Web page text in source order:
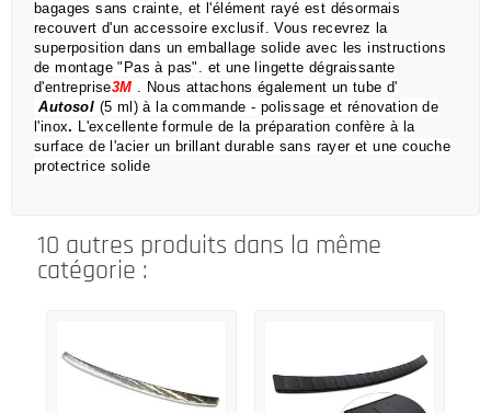
bagages sans crainte, et l'élément rayé est désormais
recouvert d'un accessoire exclusif.Vous recevrez la
superposition dans un emballage solide avec les instructions
de montage "Pas à pas". et une lingette dégraissante
d'entreprise3M . Nous attachons également un tube d'
Autosol (5 ml) à la commande - polissage et rénovation de
l'inox. L'excellente formule de la préparation confère à la
surface de l'acier un brillant durable sans rayer et une couche
protectrice solide
10 autres produits dans la même
catégorie :